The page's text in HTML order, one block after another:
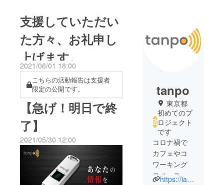
支援していただい
た方々、お礼申し
上げます。
2021/06/01 18:00
こちらの活動報告は支援者
限定の公開です。
【急げ！明日で終
了】
2021/05/30 12:00
tanpo
東京都
初めてのプ
ロジェクト
です
コロナ禍で
カフェやコ
ワーキング
スペースな https://iamordinary33.wixsite.com/my-site